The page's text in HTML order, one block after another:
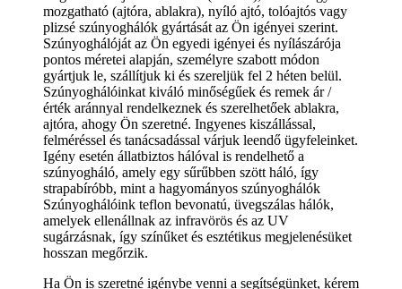
mozgatható (ajtóra, ablakra), nyíló ajtó, tolóajtós vagy
plizsé szúnyoghálók gyártását az Ön igényei szerint.
Szúnyoghálóját az Ön egyedi igényei és nyílászárója
pontos méretei alapján, személyre szabott módon
gyártjuk le, szállítjuk ki és szereljük fel 2 héten belül.
Szúnyoghálóinkat kiváló minőségűek és remek ár /
érték aránnyal rendelkeznek és szerelhetőek ablakra,
ajtóra, ahogy Ön szeretné. Ingyenes kiszállással,
felméréssel és tanácsadással várjuk leendő ügyfeleinket.
Igény esetén állatbiztos hálóval is rendelhető a
szúnyogháló, amely egy sűrűbben szött háló, így
strapabíróbb, mint a hagyományos szúnyoghálók
Szúnyoghálóink teflon bevonatú, üvegszálas hálók,
amelyek ellenállnak az infravörös és az UV
sugárzásnak, így színűket és esztétikus megjelenésüket
hosszan megőrzik.
Ha Ön is szeretné igénybe venni a segítségünket, kérem